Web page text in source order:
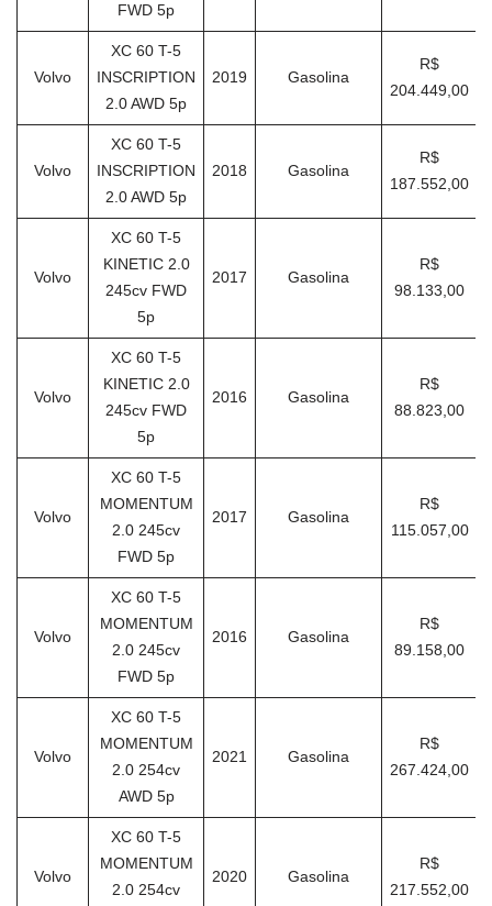
FWD 5p
Volvo
XC 60 T-5
INSCRIPTION
2.0 AWD 5p
2019 Gasolina
R$
204.449,00
Volvo
XC 60 T-5
INSCRIPTION
2.0 AWD 5p
2018 Gasolina
R$
187.552,00
Volvo
XC 60 T-5
KINETIC 2.0
245cv FWD
5p
2017 Gasolina
R$
98.133,00
Volvo
XC 60 T-5
KINETIC 2.0
245cv FWD
5p
2016 Gasolina
R$
88.823,00
Volvo
XC 60 T-5
MOMENTUM
2.0 245cv
FWD 5p
2017 Gasolina
R$
115.057,00
Volvo
XC 60 T-5
MOMENTUM
2.0 245cv
FWD 5p
2016 Gasolina
R$
89.158,00
Volvo
XC 60 T-5
MOMENTUM
2.0 254cv
AWD 5p
2021 Gasolina
R$
267.424,00
Volvo
XC 60 T-5
MOMENTUM
2.0 254cv
2020 Gasolina
R$
217.552,00